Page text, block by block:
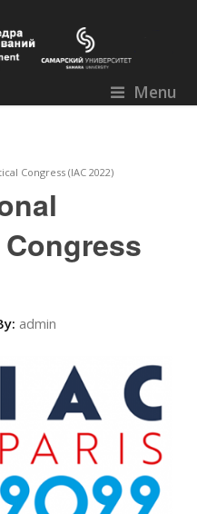
Menu
Congress (IAC 2022)
admin